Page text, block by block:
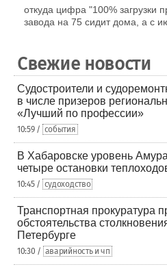
откуда цифра "100% загрузки
завода на 75 сидит дома, а с
Свежие новости
Судостроители и
в числе призеров
«Лучший по профессии»
10:59 / события
В Хабаровске уровень
четыре остановки
10:45 / судоходство
Транспортная прокуратура
обстоятельства
Петербурге
10:30 / аварийность и чп